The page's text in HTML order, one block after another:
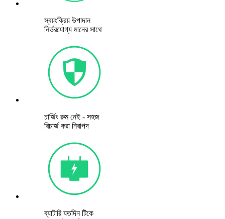
স্বয়ংক্রিয় উপাদান
নির্ভরযোগ্য মানের সাথে
চার্জিং রুম নেই - সহজ
রিচার্জ করা নিরাপদ
ব্যাটারি যতদিন টিকে